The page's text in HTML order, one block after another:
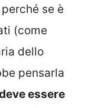
se è
(come
dello
pensarla
essere